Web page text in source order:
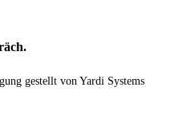
gestellt von Yardi Systems